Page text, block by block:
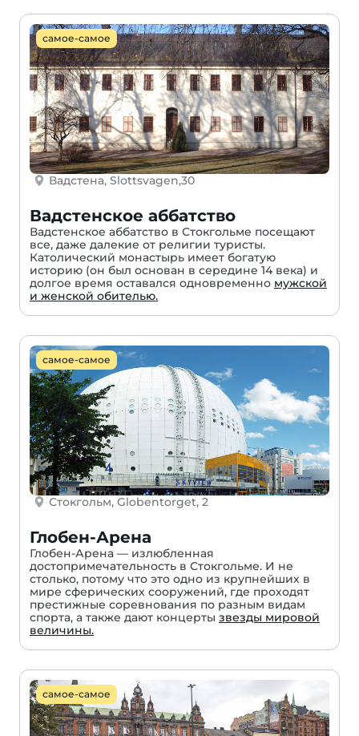
самое-самое
Вадстена, Slottsvagen,30
Вадстенское аббатство
Вадстенское аббатство в Стокгольме посещают
все, даже далекие от религии туристы.
Католический монастырь имеет богатую
историю (он был основан в середине 14 века) и
долгое время оставался одновременно мужской
и женской обителью.
самое-самое
Стокгольм, Globentorget, 2
Глобен-Арена
Глобен-Арена — излюбленная
достопримечательность в Стокгольме. И не
столько, потому что это одно из крупнейших в
мире сферических сооружений, где проходят
престижные соревнования по разным видам
спорта, а также дают концерты звезды мировой
величины.
самое-самое